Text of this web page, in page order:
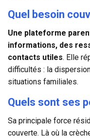
Quel besoin
Une plateforme
informations, des
contacts utiles. Elle
difficultés : la
situations familiales.
Quels sont ses
Sa principale force
couverte. Là où la